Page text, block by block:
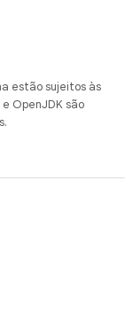
estão sujeitos às
e OpenJDK são